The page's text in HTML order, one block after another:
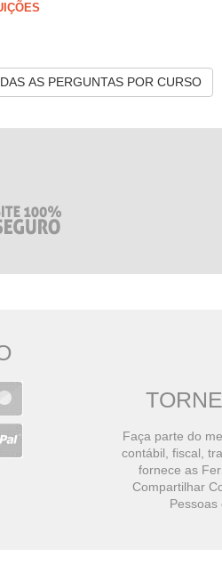
AS PERGUNTAS POR CURSO
Faça parte do
contábil, fiscal,
fornece as
Compartilhar
Pessoas